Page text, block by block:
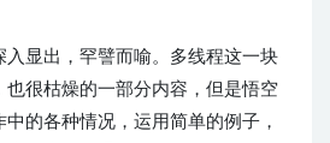
入显出，罕譬而喻。多线程这一块
也很枯燥的一部分内容，但是悟空
的各种情况，运用简单的例子，